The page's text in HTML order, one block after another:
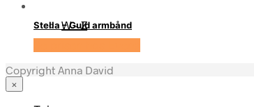
W – Z
Stella – Guld armbånd
Copyright Anna David
×